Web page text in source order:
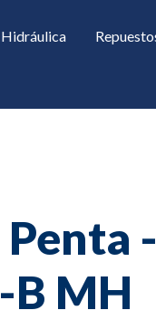
Hidráulica
-
B MH